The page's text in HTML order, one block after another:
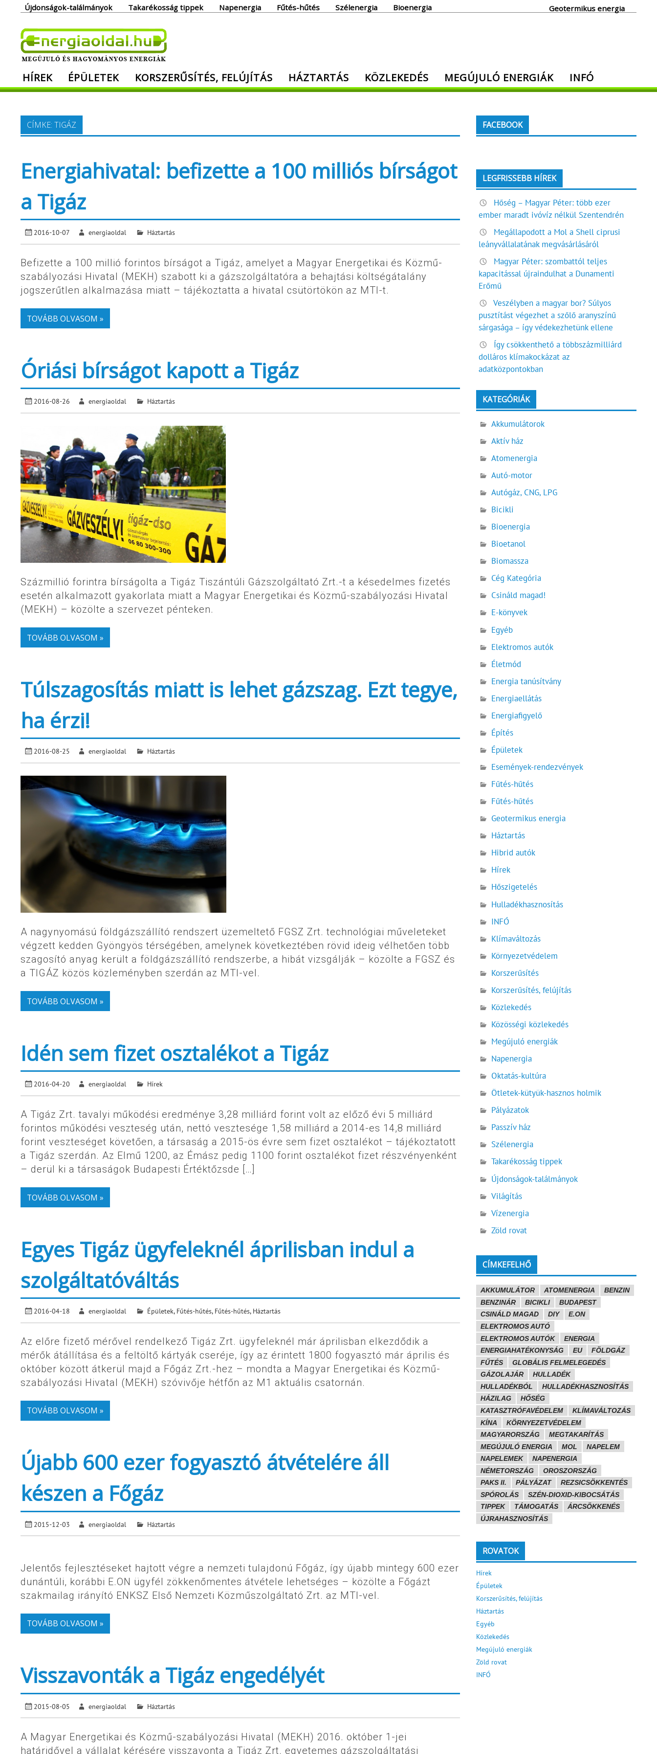
Újdonságok-találmányok Takarékosság tippek Napenergia Fűtés-hűtés Szélenergia Bioenergia Geotermikus energia
Megújuló és hagyományos energiák. Minden, ami energia!
HÍREK ÉPÜLETEK KORSZERŰSÍTÉS, FELÚJÍTÁS HÁZTARTÁS KÖZLEKEDÉS MEGÚJULÓ ENERGIÁK INFÓ
CÍMKE: TIGÁZ
Energiahivatal: befizette a 100 milliós bírságot
a Tigáz
2016-10-07 energiaoldal Háztartás
Befizette a 100 millió forintos bírságot a Tigáz, amelyet a Magyar Energetikai és Közmű-
szabályozási Hivatal (MEKH) szabott ki a gázszolgáltatóra a behajtási költségátalány
jogszerűtlen alkalmazása miatt – tájékoztatta a hivatal csütörtökön az MTI-t.
TOVÁBB OLVASOM »
Óriási bírságot kapott a Tigáz
2016-08-26 energiaoldal Háztartás
Százmillió forintra bírságolta a Tigáz Tiszántúli Gázszolgáltató Zrt.-t a késedelmes fizetés
esetén alkalmazott gyakorlata miatt a Magyar Energetikai és Közmű-szabályozási Hivatal
(MEKH) – közölte a szervezet pénteken.
TOVÁBB OLVASOM »
Túlszagosítás miatt is lehet gázszag. Ezt tegye,
ha érzi!
2016-08-25 energiaoldal Háztartás
A nagynyomású földgázszállító rendszert üzemeltető FGSZ Zrt. technológiai műveleteket
végzett kedden Gyöngyös térségében, amelynek következtében rövid ideig vélhetően több
szagosító anyag került a földgázszállító rendszerbe, a hibát vizsgálják – közölte a FGSZ és
a TIGÁZ közös közleményben szerdán az MTI-vel.
TOVÁBB OLVASOM »
Idén sem fizet osztalékot a Tigáz
2016-04-20 energiaoldal Hírek
A Tigáz Zrt. tavalyi működési eredménye 3,28 milliárd forint volt az előző évi 5 milliárd
forintos működési veszteség után, nettó vesztesége 1,58 milliárd a 2014-es 14,8 milliárd
forint veszteséget követően, a társaság a 2015-ös évre sem fizet osztalékot – tájékoztatott
a Tigáz szerdán. Az Elmű 1200, az Émász pedig 1100 forint osztalékot fizet részvényenként
– derül ki a társaságok Budapesti Értéktőzsde […]
TOVÁBB OLVASOM »
Egyes Tigáz ügyfeleknél áprilisban indul a
szolgáltatóváltás
2016-04-18 energiaoldal Épületek, Fűtés-hűtés, Fűtés-hűtés, Háztartás
Az előre fizető mérővel rendelkező Tigáz Zrt. ügyfeleknél már áprilisban elkezdődik a
mérők átállítása és a feltöltő kártyák cseréje, így az érintett 1800 fogyasztó már április és
október között átkerül majd a Főgáz Zrt.-hez – mondta a Magyar Energetikai és Közmű-
szabályozási Hivatal (MEKH) szóvivője hétfőn az M1 aktuális csatornán.
TOVÁBB OLVASOM »
Újabb 600 ezer fogyasztó átvételére áll
készen a Főgáz
2015-12-03 energiaoldal Háztartás
Jelentős fejlesztéseket hajtott végre a nemzeti tulajdonú Főgáz, így újabb mintegy 600 ezer
dunántúli, korábbi E.ON ügyfél zökkenőmentes átvétele lehetséges – közölte a Főgázt
szakmailag irányító ENKSZ Első Nemzeti Közműszolgáltató Zrt. az MTI-vel.
TOVÁBB OLVASOM »
Visszavonták a Tigáz engedélyét
2015-08-05 energiaoldal Háztartás
A Magyar Energetikai és Közmű-szabályozási Hivatal (MEKH) 2016. október 1-jei
határidővel a vállalat kérésére visszavonta a Tigáz Zrt. egyetemes gázszolgáltatási
FACEBOOK
LEGFRISSEBB HÍREK
Hőség – Magyar Péter: több ezer
ember maradt ivóvíz nélkül Szentendrén
Megállapodott a Mol a Shell ciprusi
leányvállalatának megvásárlásáról
Magyar Péter: szombattól teljes
kapacitással újraindulhat a Dunamenti
Erőmű
Veszélyben a magyar bor? Súlyos
pusztítást végezhet a szőlő aranyszínű
sárgasága – így védekezhetünk ellene
Így csökkenthető a többszázmilliárd
dolláros klímakockázat az
adatközpontokban
KATEGÓRIÁK
Akkumulátorok
Aktív ház
Atomenergia
Autó-motor
Autógáz, CNG, LPG
Bicikli
Bioenergia
Bioetanol
Biomassza
Cég Kategória
Csináld magad!
E-könyvek
Egyéb
Elektromos autók
Életmód
Energia tanúsítvány
Energiaellátás
Energiafigyelő
Építés
Épületek
Események-rendezvények
Fűtés-hűtés
Fűtés-hűtés
Geotermikus energia
Háztartás
Hibrid autók
Hírek
Hőszigetelés
Hulladékhasznosítás
INFÓ
Klímaváltozás
Környezetvédelem
Korszerűsítés
Korszerűsítés, felújítás
Közlekedés
Közösségi közlekedés
Megújuló energiák
Napenergia
Oktatás-kultúra
Ötletek-kütyük-hasznos holmik
Pályázatok
Passzív ház
Szélenergia
Takarékosság tippek
Újdonságok-találmányok
Világítás
Vízenergia
Zöld rovat
CÍMKEFELHŐ
AKKUMULÁTOR ATOMENERGIA
BENZIN
BENZINÁR
BICIKLI
BUDAPEST
CSINÁLD MAGAD
DIY
E.ON
ELEKTROMOS AUTÓ
ELEKTROMOS AUTÓK
ENERGIA
ENERGIAHATÉKONYSÁG
EU
FÖLDGÁZ
FŰTÉS
GLOBÁLIS FELMELEGEDÉS
GÁZOLAJÁR
HULLADÉK
HULLADÉKBÓL
HULLADÉKHASZNOSÍTÁS
HÁZILAG
HŐSÉG
KATASZTRÓFAVÉDELEM
KLÍMAVÁLTOZÁS
KÍNA
KÖRNYEZETVÉDELEM
MAGYARORSZÁG
MEGTAKARÍTÁS
MEGÚJULÓ ENERGIA
MOL
NAPELEM
NAPELEMEK
NAPENERGIA
NÉMETORSZÁG
OROSZORSZÁG
PAKS II.
PÁLYÁZAT
REZSICSÖKKENTÉS
SPÓROLÁS
SZÉN-DIOXID-KIBOCSÁTÁS
TIPPEK
TÁMOGATÁS
ÁRCSÖKKENÉS
ÚJRAHASZNOSÍTÁS
ROVATOK
Hírek
Épületek
Korszerűsítés, felújítás
Háztartás
Egyéb
Közlekedés
Megújuló energiák
Zöld rovat
INFÓ